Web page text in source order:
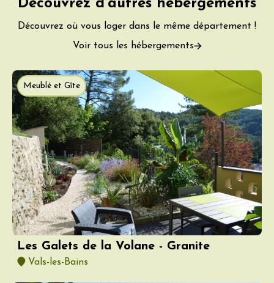
Découvrez d'autres hébergements
Découvrez où vous loger dans le même département !
Voir tous les hébergements
Meublé et Gîte
Les Galets de la Volane - Granite
Vals-les-Bains